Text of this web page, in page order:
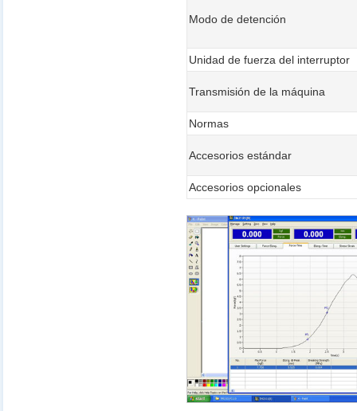
Modo de detención
Unidad de fuerza del interruptor
Transmisión de la máquina
Normas
Accesorios estándar
Accesorios opcionales